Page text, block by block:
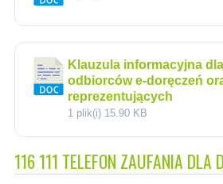
Klauzula informacyjna
odbiorców e-doręczeń
reprezentujących
1 plik(i) 15.90 KB
116 111 TELEFON ZAUFANIA DLA